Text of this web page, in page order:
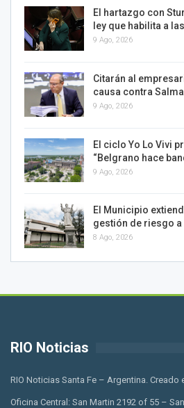
El hartazgo con
ley que habilita a
9 Ago, 2026
Citarán al
causa contra
9 Ago, 2026
El ciclo Yo Lo Vivi
“Belgrano hace
9 Ago, 2026
El Municipio
gestión de riesgo
8 Ago, 2026
RIO Noticias
RIO Noticias Santa Fe – Argentina. Creado
Oficina Central: San Martin 2192 of 55 –